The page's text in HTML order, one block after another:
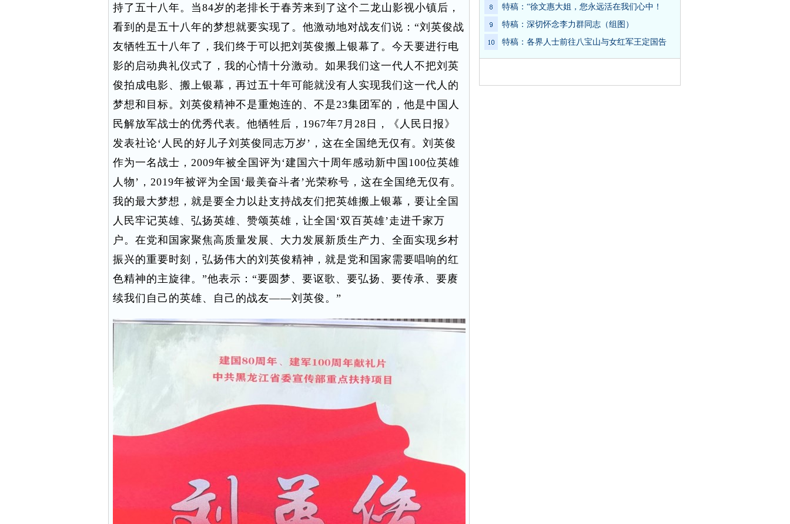
持了五十八年。当84岁的老排长于春芳来到了这个二龙山影视小镇后，
看到的是五十八年的梦想就要实现了。他激动地对战友们说：“刘英俊战
友牺牲五十八年了，我们终于可以把刘英俊搬上银幕了。今天要进行电
影的启动典礼仪式了，我的心情十分激动。如果我们这一代人不把刘英
俊拍成电影、搬上银幕，再过五十年可能就没有人实现我们这一代人的
梦想和目标。刘英俊精神不是重炮连的、不是23集团军的，他是中国人
民解放军战士的优秀代表。他牺牲后，1967年7月28日，《人民日报》
发表社论‘人民的好儿子刘英俊同志万岁’，这在全国绝无仅有。刘英俊
作为一名战士，2009年被全国评为‘建国六十周年感动新中国100位英雄
人物’，2019年被评为全国‘最美奋斗者’光荣称号，这在全国绝无仅有。
我的最大梦想，就是要全力以赴支持战友们把英雄搬上银幕，要让全国
人民牢记英雄、弘扬英雄、赞颂英雄，让全国‘双百英雄’走进千家万
户。在党和国家聚焦高质量发展、大力发展新质生产力、全面实现乡村
振兴的重要时刻，弘扬伟大的刘英俊精神，就是党和国家需要唱响的红
色精神的主旋律。”他表示：“要圆梦、要讴歌、要弘扬、要传承、要赓
续我们自己的英雄、自己的战友——刘英俊。”
特稿：“徐文惠大姐，您永远活在我们心中！
特稿：深切怀念李力群同志（组图）
特稿：各界人士前往八宝山与女红军王定国告